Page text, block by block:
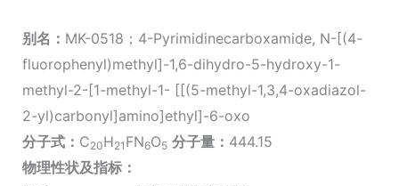
别名： MK-0518；4-Pyrimidinecarboxamide, N-[(4-
fluorophenyl)methyl]-1,6-dihydro-5-hydroxy-1-
methyl-2-[1-methyl-1- [[(5-methyl-1,3,4-oxadiazol-
2-yl)carbonyl]amino]ethyl]-6-oxo
分子式： C20H21 FN6O5 分子量： 444.15
物理性状及指标：